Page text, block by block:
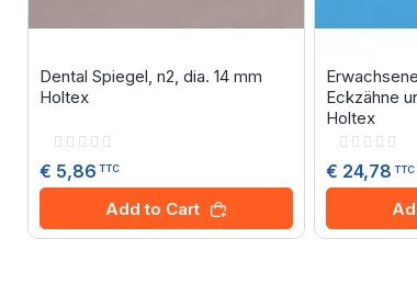
Dental Spiegel, n2, dia. 14 mm
Holtex
Rating:
€ 5,86 TTC
Add to Cart
Eckzähne
Holtex
Rating:
€ 24,78 TTC